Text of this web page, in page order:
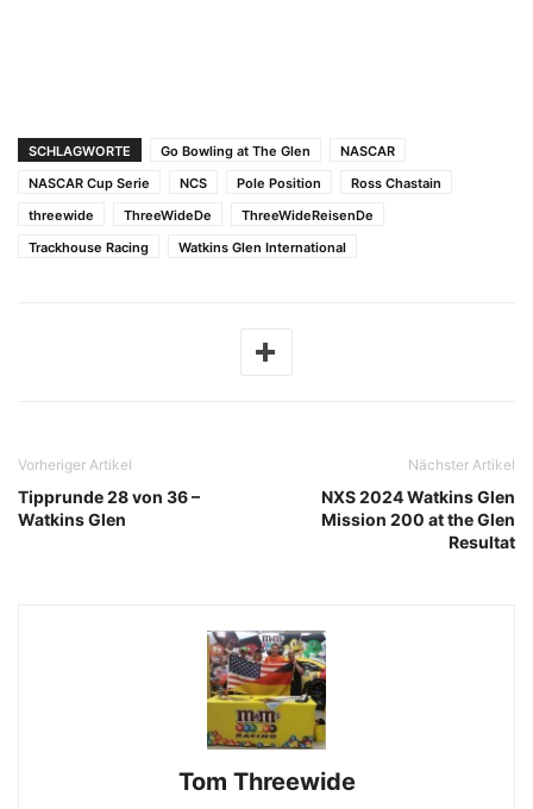
SCHLAGWORTE Go Bowling at The Glen
NASCAR
NASCAR Cup Serie
NCS Pole Position
Ross Chastain
threewide
ThreeWideDe
ThreeWideReisenDe
Trackhouse Racing
Watkins Glen International
Vorheriger Artikel
Tipprunde 28 von 36 –
Watkins Glen
Nächster Artikel
NXS 2024 Watkins Glen
Mission 200 at the Glen
Resultat
Tom Threewide